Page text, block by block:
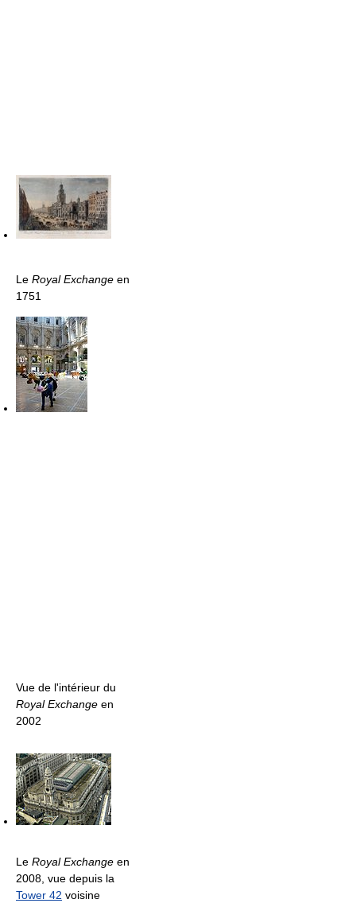
Le Royal Exchange en
1751
Vue de l'intérieur du
Royal Exchange en
2002
Le Royal Exchange en
2008, vue depuis la
Tower 42 voisine